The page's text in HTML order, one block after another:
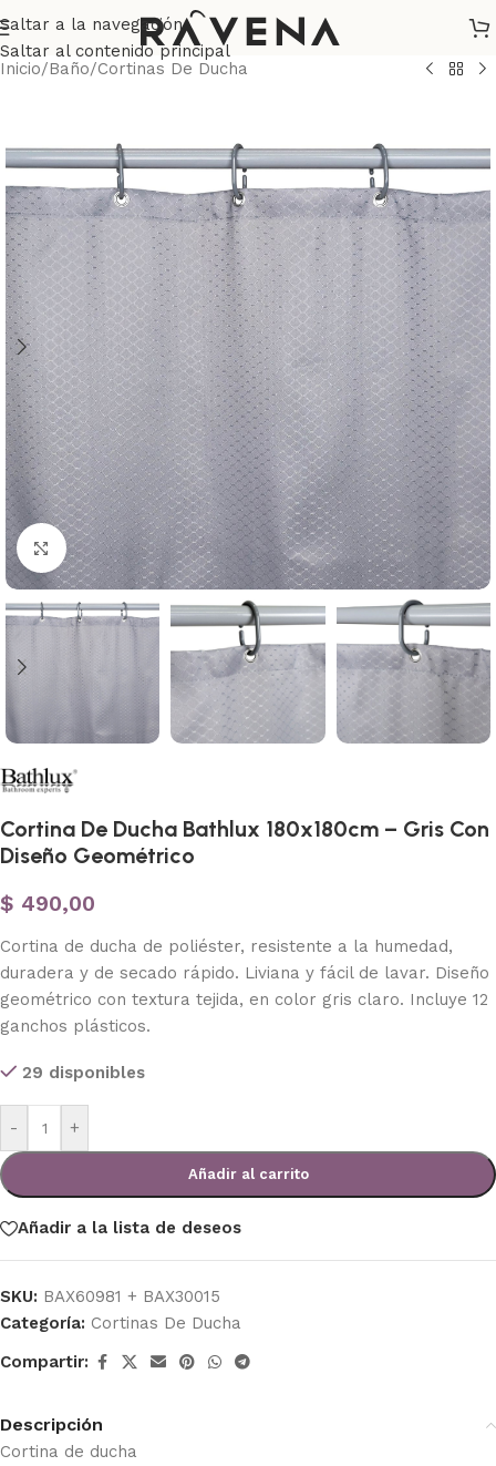
Saltar a la navegación
Saltar al contenido principal
Inicio/Baño/Cortinas De Ducha
Haga clic para ampliar
Cortina De Ducha Bathlux 180x180cm – Gris Con
Diseño Geométrico
$ 490,00
Cortina de ducha de poliéster, resistente a la humedad,
duradera y de secado rápido. Liviana y fácil de lavar. Diseño
geométrico con textura tejida, en color gris claro. Incluye 12
ganchos plásticos.
29 disponibles
- +
Añadir al carrito
Añadir a la lista de deseos
SKU: BAX60981 + BAX30015
Categoría: Cortinas De Ducha
Compartir:
Descripción
Cortina de ducha